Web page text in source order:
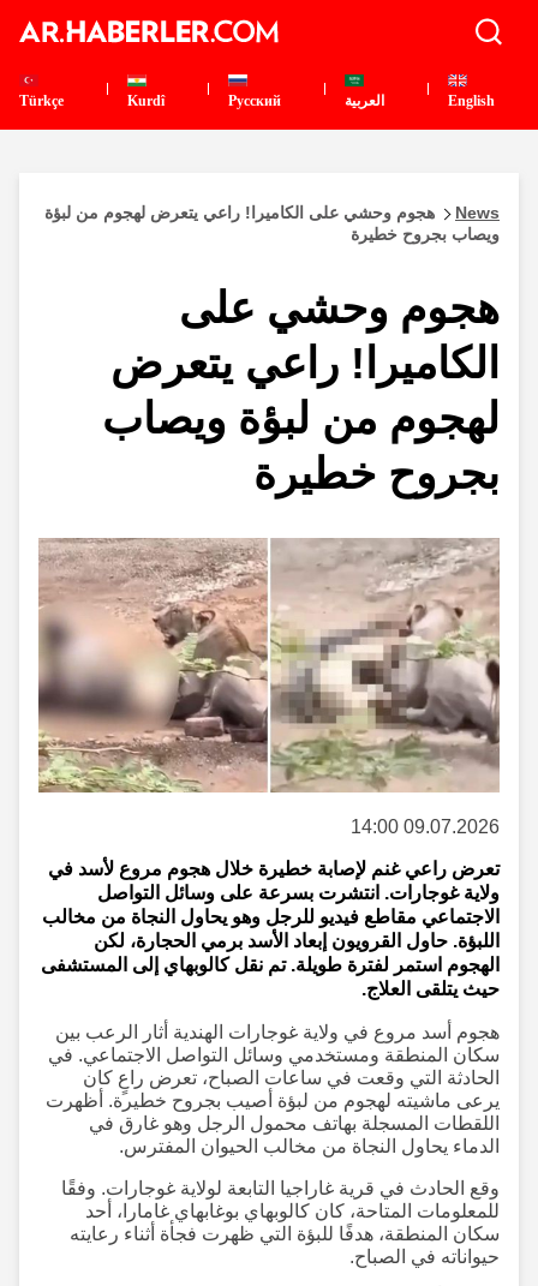
English العربية Pусский
Kurdî
Türkçe
News
هجوم وحشي على الكاميرا! راعي يتعرض لهجوم من لبؤة
ويصاب بجروح خطيرة
هجوم وحشي على
الكاميرا! راعي يتعرض
لهجوم من لبؤة ويصاب
بجروح خطيرة
09.07.2026 14:00
تعرض راعي غنم لإصابة خطيرة خلال هجوم مروع لأسد في
ولاية غوجارات. انتشرت بسرعة على وسائل التواصل
الاجتماعي مقاطع فيديو للرجل وهو يحاول النجاة من مخالب
اللبؤة. حاول القرويون إبعاد الأسد برمي الحجارة، لكن
الهجوم استمر لفترة طويلة. تم نقل كالوبهاي إلى المستشفى
حيث يتلقى العلاج.
هجوم أسد مروع في ولاية غوجارات الهندية أثار الرعب بين
سكان المنطقة ومستخدمي وسائل التواصل الاجتماعي. في
الحادثة التي وقعت في ساعات الصباح، تعرض راعٍ كان
يرعى ماشيته لهجوم من لبؤة أصيب بجروح خطيرة. أظهرت
اللقطات المسجلة بهاتف محمول الرجل وهو غارق في
الدماء يحاول النجاة من مخالب الحيوان المفترس.
وقع الحادث في قرية غاراجيا التابعة لولاية غوجارات. وفقًا
للمعلومات المتاحة، كان كالوبهاي بوغابهاي غامارا، أحد
سكان المنطقة، هدفًا للبؤة التي ظهرت فجأة أثناء رعايته
حيواناته في الصباح.